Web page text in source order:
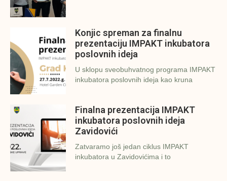
Konjic spreman za finalnu
prezentaciju IMPAKT inkubatora
poslovnih ideja
U sklopu sveobuhvatnog programa IMPAKT
inkubatora poslovnih ideja kao kruna
Finalna prezentacija IMPAKT
inkubatora poslovnih ideja
Zavidovići
Zatvaramo još jedan ciklus IMPAKT
inkubatora u Zavidovićima i to